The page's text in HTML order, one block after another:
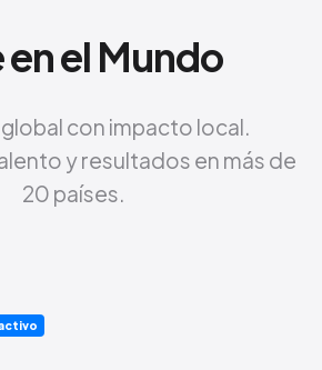
en el Mundo
con impacto local.
y resultados en más de
20 países.